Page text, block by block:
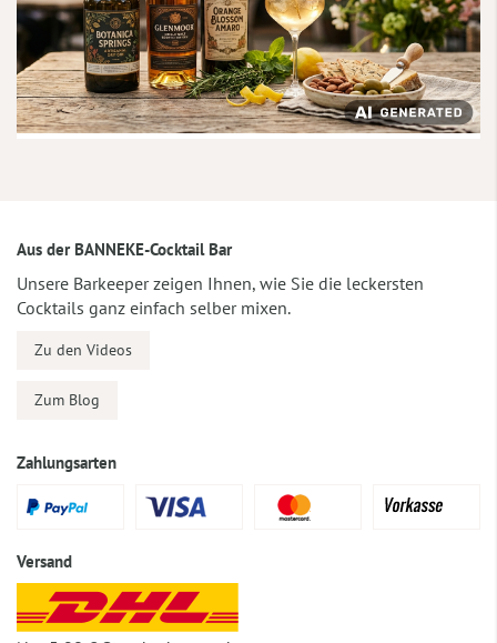
Aus der BANNEKE-Cocktail Bar
Unsere Barkeeper zeigen Ihnen, wie Sie die leckersten
Cocktails ganz einfach selber mixen.
Zu den Videos
Zum Blog
Zahlungsarten
Versand